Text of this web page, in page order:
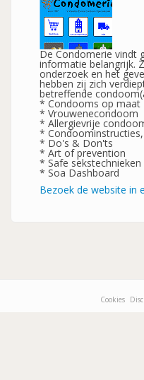
De Condomerie vindt
informatie belangrijk.
onderzoek en het
hebben zij zich
betreffende
* Condooms op maat
* Vrouwenecondoom
* Allergievrije
*
* Do's & Don'ts
* Art of prevention
* Safe sekstechnieken
* Soa Dashboard
Bezoek de website in
Cookies